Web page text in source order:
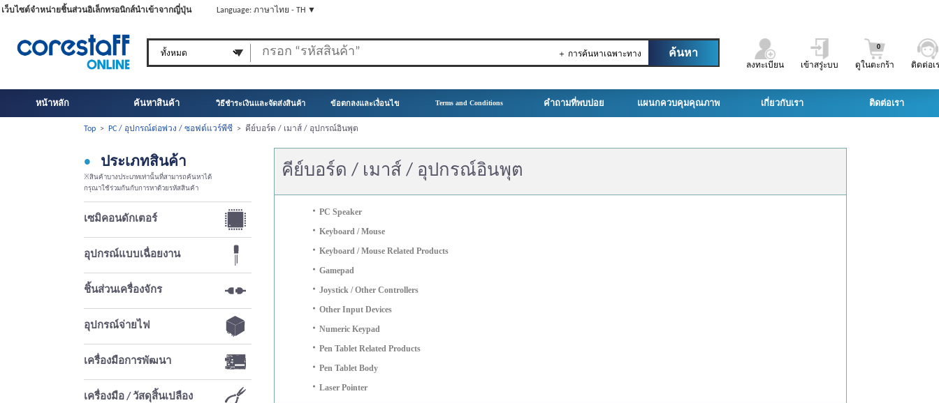
เว็บไซต์จำหน่ายชิ้นส่วนอิเล็กทรอนิกส์นำเข้าจากญี่ปุ่น Language: ภาษาไทย - TH ▼
＋ การค้นหาเฉพาะทาง
ลงทะเบียน เข้าสรู่ะบบ ดูในตะกร้า
0
ติดต่อเ
หน้าหลัก ค้นหาสินค้า วิธีชำระเงินและจัดส่งสินค้า ข้อตกลงและเงื่อนไข Terms and Conditions คำถามที่พบบ่อย แผนกควบคุมคุณภาพ เกี่ยวกับเรา ติดต่อเรา
Top > PC / อุปกรณ์ต่อพ่วง / ซอฟต์แวร์พีซี > คีย์บอร์ด / เมาส์ / อุปกรณ์อินพุต
คีย์บอร์ด / เมาส์ / อุปกรณ์อินพุต
・ PC Speaker
・ Keyboard / Mouse
・ Keyboard / Mouse Related Products
・ Gamepad
・ Joystick / Other Controllers
・ Other Input Devices
・ Numeric Keypad
・ Pen Tablet Related Products
・ Pen Tablet Body
・ Laser Pointer
ประเภทสินค้า
※สินค้าบางประเภทเท่านั้นที่สามารถค้นหาได้
กรุณาใช้ร่วมกันกับการหาด้วยรหัสสินค้า
เซมิคอนดักเตอร์
อุปกรณ์แบบเฉื่อยงาน
ชิ้นส่วนเครื่องจักร
อุปกรณ์จ่ายไฟ
เครื่องมือการพัฒนา
เครื่องมือ / วัสดุสิ้นเปลือง